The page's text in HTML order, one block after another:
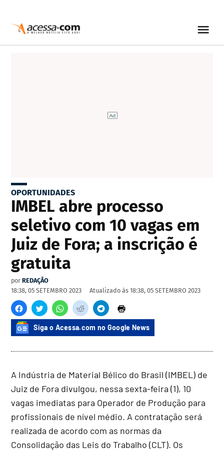
OPORTUNIDADES
IMBEL abre processo
seletivo com 10 vagas em
Juiz de Fora; a inscrição é
gratuita
por REDAÇÃO
18:38, 05 SETEMBRO 2023
Atualizado às 18:38, 05 SETEMBRO 2023
Siga o Acessa.com no Google News
A Indústria de Material Bélico do Brasil (IMBEL) de
Juiz de Fora divulgou, nessa sexta-feira (1), 10
vagas imediatas para Operador de Produção para
profissionais de nível médio. A contratação será
realizada de acordo com as normas da
Consolidação das Leis do Trabalho (CLT). Os